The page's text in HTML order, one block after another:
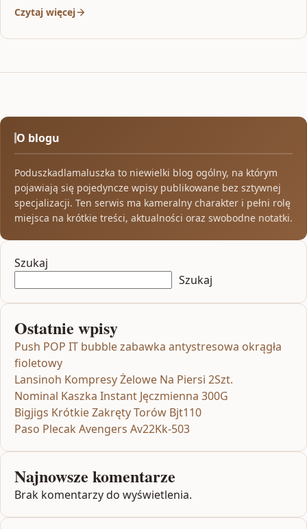
Czytaj więcej
O blogu
Poduszkadlamaluszka to niewielki blog ogólny, na którym
pojawiają się pojedyncze wpisy publikowane bez sztywnej
specjalizacji. Ten serwis ma kameralny charakter i pełni rolę
miejsca na krótkie treści, aktualności oraz swobodne notatki.
Szukaj
Szukaj
Ostatnie wpisy
Push POP IT bubble zabawka antystresowa okrągła
fioletowy
Lansinoh Kompresy Żelowe Na Piersi 2Szt.
Nominal Kaszka Instant Jęczmienna 300G
Bigjigs Krótkie Zakręty Torów Bjt110
Paso Plecak Avengers Av22Kk-503
Najnowsze komentarze
Brak komentarzy do wyświetlenia.